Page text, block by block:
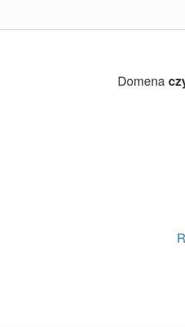
Domena